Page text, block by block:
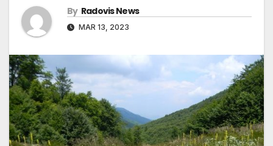
By Radovis News
MAR 13, 2023